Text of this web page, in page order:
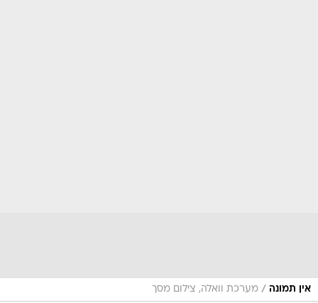
אין תמונה / מערכת וואלה, צילום מסך